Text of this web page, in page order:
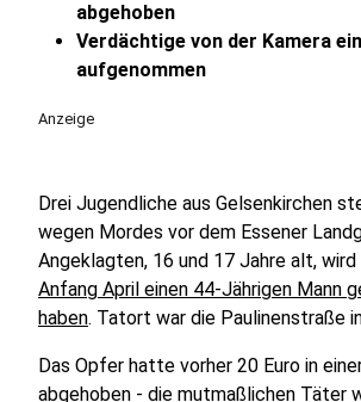
abgehoben
Verdächtige von der Kamera
aufgenommen
Anzeige
Drei Jugendliche aus Gelsenkirchen
wegen Mordes vor dem Essener
Angeklagten, 16 und 17 Jahre alt,
Anfang April einen 44-Jährigen Mann
haben. Tatort war die Paulinenstraße
Das Opfer hatte vorher 20 Euro in
abgehoben - die mutmaßlichen Täter